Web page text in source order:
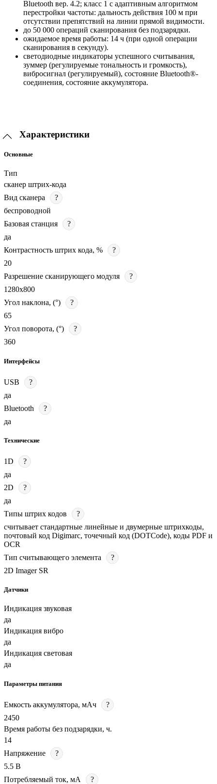
Bluetooth вер. 4.2; класс 1 с адаптивным алгоритмом
перестройки частоты: дальность действия 100 м при
отсутствии препятствий на линии прямой видимости.
до 50 000 операций сканирования без подзарядки.
ожидаемое время работы: 14 ч (при одной операции
сканирования в секунду).
светодиодные индикаторы успешного считывания,
зуммер (регулируемые тональность и громкость),
вибросигнал (регулируемый), состояние Bluetooth®-
соединения, состояние аккумулятора.
Характеристики
Основные
Тип
сканер штрих-кода
Вид сканера
?
беспроводной
Базовая станция
?
да
Контрастность штрих кода, %
?
20
Разрешение сканирующего модуля
?
1280х800
Угол наклона, (°)
?
65
Угол поворота, (°)
?
360
Интерфейсы
USB
?
да
Bluetooth
?
да
Технические
1D
?
да
2D
?
да
Типы штрих кодов
?
считывает стандартные линейные и двумерные штрихкоды,
почтовый код Digimarc, точечный код (DOTCode), коды PDF и
OCR
Тип считывающего элемента
?
2D Imager SR
Датчики
Индикация звуковая
да
Индикация вибро
да
Индикация световая
да
Параметры питания
Емкость аккумулятора, мАч
?
2450
Время работы без подзарядки, ч.
14
Напряжение
?
5.5 В
Потребляемый ток, мА
?